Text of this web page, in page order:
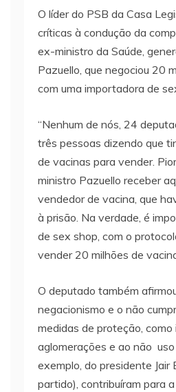
O líder do PSB da Casa
críticas à condução da
ex-ministro da Saúde,
Pazuello, que negociou 20
com uma importadora de
“Nenhum de nós, 24
três pessoas dizendo que
de vacinas para vender.
ministro Pazuello receber
vendedor de vacina, que
à prisão. Na verdade, é
de sex shop, com o
vender 20 milhões de
O deputado também
negacionismo e o não
medidas de proteção,
aglomerações e ao não
exemplo, do presidente Jair
partido), contribuíram para